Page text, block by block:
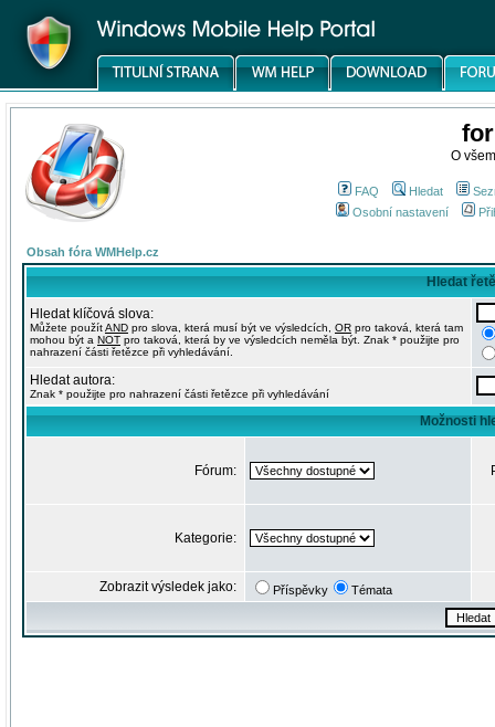
O
FAQ Hledat
Osobní nastavení
Obsah fóra WMHelp.cz
Hledat
Hledat klíčová slova:
Můžete použítAND pro slova, která musí být ve výsledcích, OR pro taková, která tam
mohou být a NOT pro taková, která by ve výsledcích neměla být. Znak * použijte pro
nahrazení části řetězce při vyhledávání.
Hledat autora:
Znak * použijte pro nahrazení části řetězce při vyhledávání
Možnosti
Fórum:
Kategorie:
Zobrazit výsledek jako: Příspěvky Témata